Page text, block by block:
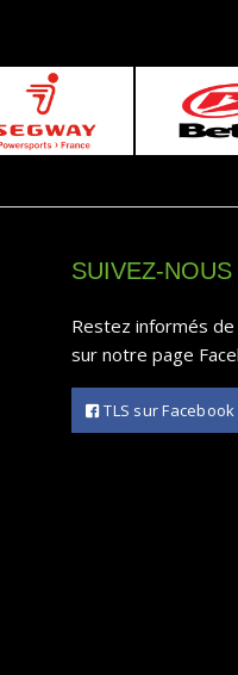
SUIVEZ-NOUS
Restez informés
sur notre page
TLS sur Facebook